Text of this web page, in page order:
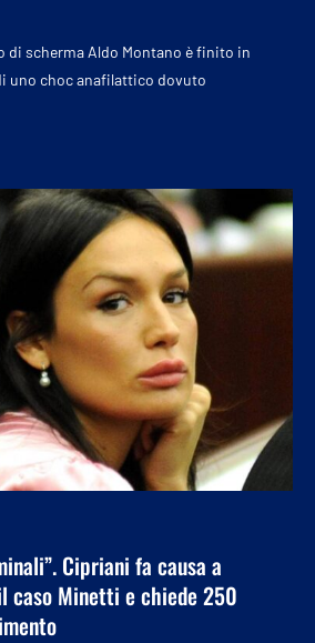
di scherma Aldo Montano è finito in
uno choc anafilattico dovuto
Cipriani fa causa a
caso Minetti e chiede 250